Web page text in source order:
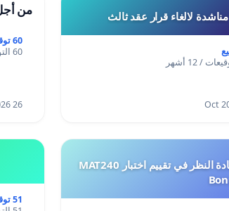
مناشدة لالغاء قرار عقد ثالث من
60 توقيع
60 التوقيعات / 12 أشهر
26 Jul 2026
طلب إعادة النظر في تقييم اختبار MAT240
51 توقيع